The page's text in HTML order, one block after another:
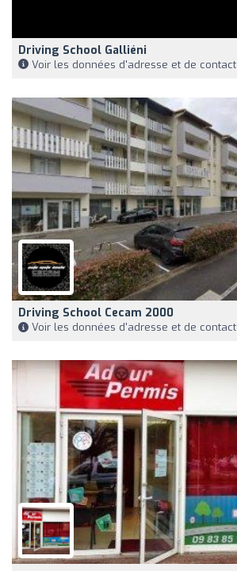
Driving School Galliéni
Voir les données d'adresse et de contact
Driving School Cecam 2000
Voir les données d'adresse et de contact